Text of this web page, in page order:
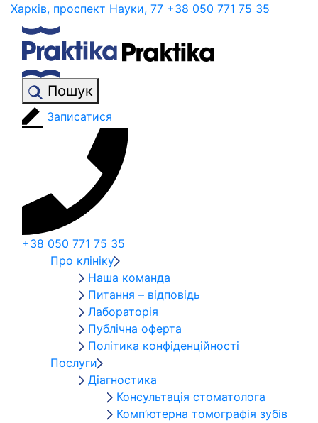
Харків, проспект Науки, 77 +38 050 771 75 35
Пошук
Записатися
+38 050 771 75 35
Про клініку
Наша команда
Питання – відповідь
Лабораторія
Публічна оферта
Політика конфіденційності
Послуги
Діагностика
Консультація стоматолога
Комп’ютерна томографія зубів